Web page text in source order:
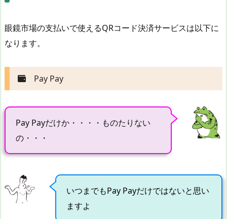
眼鏡市場の支払いで使えるQRコード決済サービスは以下に
なります。
Pay Pay
Pay Payだけか・・・・ものたりない
の・・・
いつまでもPay Payだけではないと思い
ますよ